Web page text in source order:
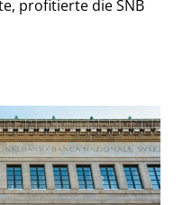
profitierte die SNB